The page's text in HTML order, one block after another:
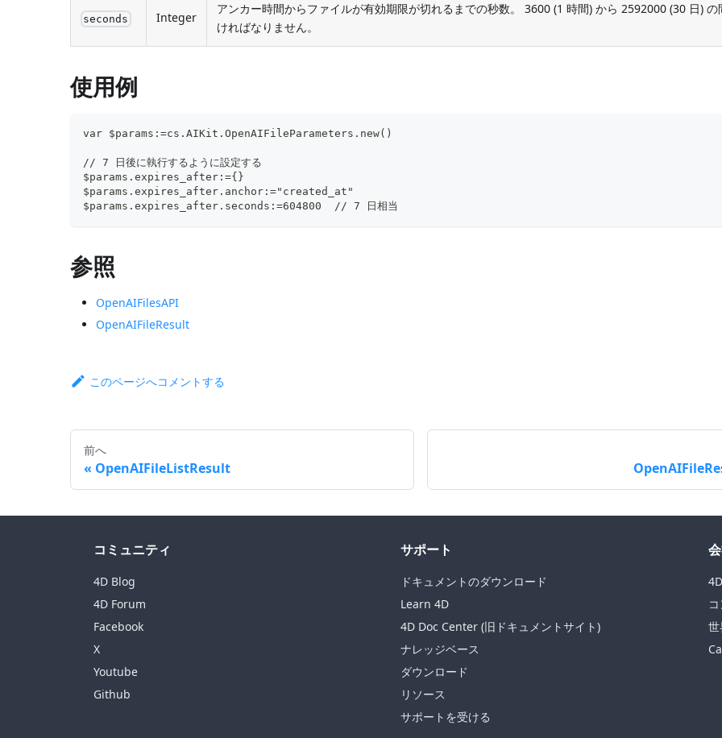
seconds Integer
アンカー時間からファイルが有効期限が切れるまでの秒数。 3600 (1 時間) から 2592000 (30 日) の
ければなりません。
使用例
var $params:=cs.AIKit.OpenAIFileParameters.new()
// 7 日後に執行するように設定する
$params.expires_after:={}
$params.expires_after.anchor:="created_at"
$params.expires_after.seconds:=604800  // 7 日相当
参照
OpenAIFilesAPI
OpenAIFileResult
このページへコメントする
前へ
OpenAIFileListResult
コミュニティ
4D Blog
4D Forum
Facebook
X
Youtube
Github
サポート
ドキュメントのダウンロード
Learn 4D
4D Doc Center (旧ドキュメントサイト)
ナレッジベース
ダウンロード
リソース
サポートを受ける